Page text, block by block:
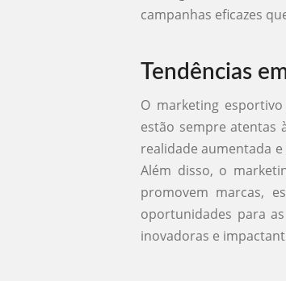
campanhas eficazes
Tendências
O marketing
estão sempre atentas
realidade aumentada
Além disso, o
promovem marcas,
oportunidades para
inovadoras e